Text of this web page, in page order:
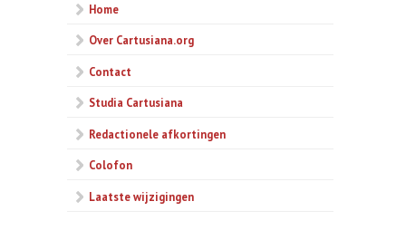
Home
Over Cartusiana.org
Contact
Studia Cartusiana
Redactionele afkortingen
Colofon
Laatste wijzigingen